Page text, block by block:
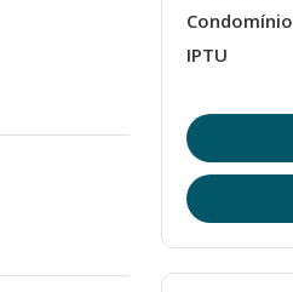
Condomínio
IPTU